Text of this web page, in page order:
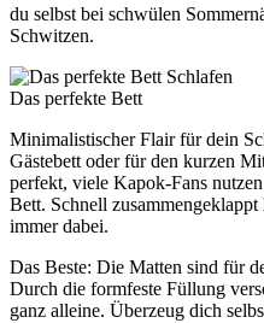
du selbst bei schwülen
Schwitzen.
Schlafen
Das perfekte Bett
Minimalistischer Flair für dein
Gästebett oder für den kurzen
perfekt, viele Kapok-Fans
Bett. Schnell
immer dabei.
Das Beste: Die Matten sind für
Durch die formfeste Füllung
ganz alleine. Überzeug dich